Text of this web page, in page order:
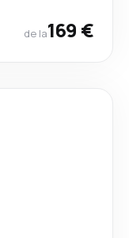
de la169 €